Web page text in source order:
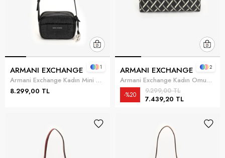
ARMANI EXCHANGE
Armani Exchange Kadın Mini Omuz Çantası Siyah
8.299,00 TL
1 ARMANI EXCHANGE
Armani Exchange Kadın Omuz Çantası Siyah
7.439,20 TL
9.299,00 TL
%20
2